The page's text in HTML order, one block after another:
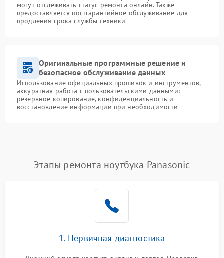
могут отслеживать статус ремонта онлайн. Также
предоставляется постгарантийное обслуживание для
продления срока службы техники
Оригинальные программные решение и
безопасное обслуживание данных
Использование официальных прошивок и инструментов,
аккуратная работа с пользовательскими данными:
резервное копирование, конфиденциальность и
восстановление информации при необходимости
Этапы ремонта ноутбука Panasonic
1. Первичная диагностика